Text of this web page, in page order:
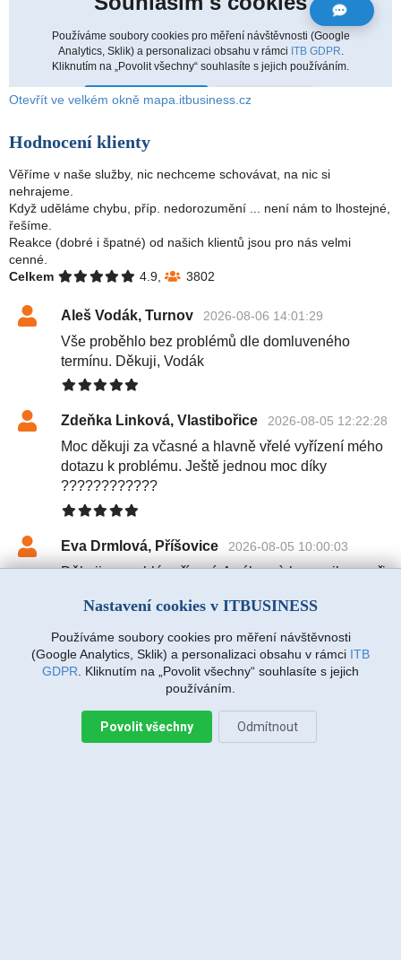
Otevřít ve velkém okně mapa.itbusiness.cz
Hodnocení klienty
Věříme v naše služby, nic nechceme schovávat, na nic si
nehrajeme.
Když uděláme chybu, příp. nedorozumění ... není nám to lhostejné,
řešíme.
Reakce (dobré i špatné) od našich klientů jsou pro nás velmi
cenné.
Celkem
4.9, 3802
Aleš Vodák, Turnov 2026-08-06 14:01:29
Vše proběhlo bez problémů dle domluveného
termínu. Děkuji, Vodák
Zdeňka Linková, Vlastibořice 2026-08-05 12:22:28
Moc děkuji za včasné a hlavně vřelé vyřízení mého
dotazu k problému. Ještě jednou moc díky
????????????
Eva Drmlová, Příšovice 2026-08-05 10:00:03
Děkuji za rychlé vyřízení. A výbornà komunikace při
Martin Vanda, Bakov nad Jizerou
2026-08-04 20:33:07
Jiří Sadílek, Liberec 2026-08-03 20:08:43
Nastavení cookies v ITBUSINESS
Používáme soubory cookies pro měření návštěvnosti
(Google Analytics, Sklik) a personalizaci obsahu v rámci ITB
GDPR . Kliknutím na „Povolit všechny“ souhlasíte s jejich
používáním.
Povolit všechny Odmítnout